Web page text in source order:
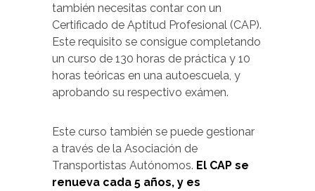
también necesitas contar con un
Certificado de Aptitud Profesional (CAP).
Este requisito se consigue completando
un curso de 130 horas de práctica y 10
horas teóricas en una autoescuela, y
aprobando su respectivo exámen.
Este curso también se puede gestionar
a través de la Asociación de
Transportistas Autónomos. El CAP se
renueva cada 5 años, y es